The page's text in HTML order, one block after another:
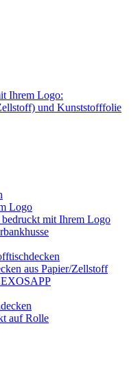
Logo
bedruckt mit Ihrem Logo
aus Papier/Zellstoff
auf Rolle